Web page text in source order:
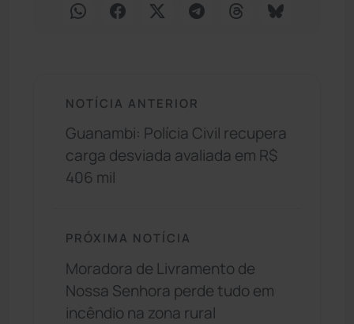
NOTÍCIA ANTERIOR
Guanambi: Polícia Civil recupera
carga desviada avaliada em R$
406 mil
PRÓXIMA NOTÍCIA
Moradora de Livramento de
Nossa Senhora perde tudo em
incêndio na zona rural